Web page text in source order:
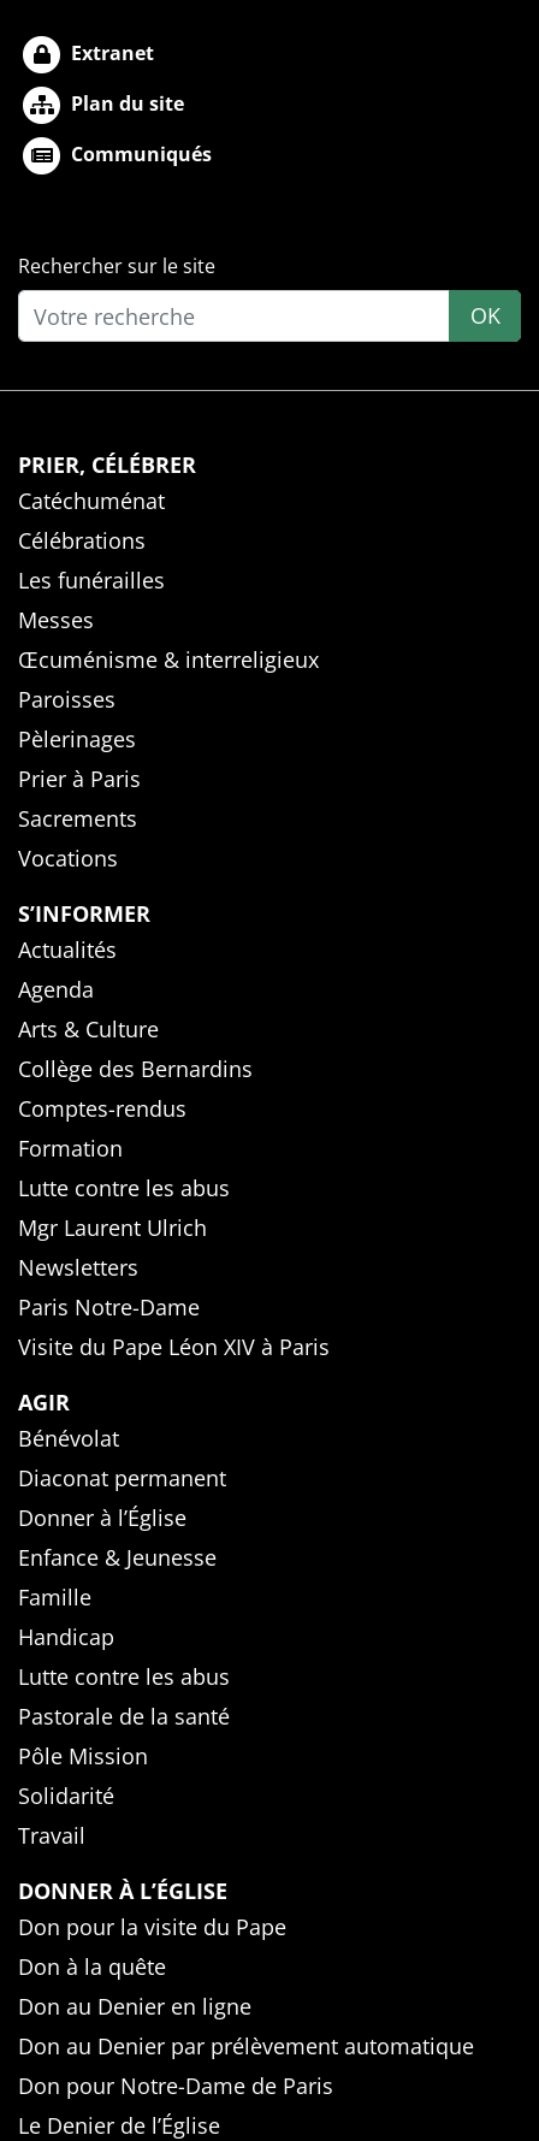
Extranet
Plan du site
Communiqués
Rechercher sur le site
OK
PRIER, CÉLÉBRER
Catéchuménat
Célébrations
Les funérailles
Messes
Œcuménisme & interreligieux
Paroisses
Pèlerinages
Prier à Paris
Sacrements
Vocations
S’INFORMER
Actualités
Agenda
Arts & Culture
Collège des Bernardins
Comptes-rendus
Formation
Lutte contre les abus
Mgr Laurent Ulrich
Newsletters
Paris Notre-Dame
Visite du Pape Léon XIV à Paris
AGIR
Bénévolat
Diaconat permanent
Donner à l’Église
Enfance & Jeunesse
Famille
Handicap
Lutte contre les abus
Pastorale de la santé
Pôle Mission
Solidarité
Travail
DONNER À L’ÉGLISE
Don pour la visite du Pape
Don à la quête
Don au Denier en ligne
Don au Denier par prélèvement automatique
Don pour Notre-Dame de Paris
Le Denier de l’Église